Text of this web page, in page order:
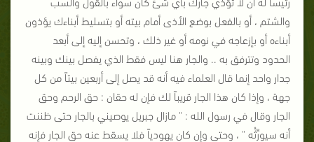
والشتم ، أو بالفعل بوضع الأذى أمام بيته أو بتسليط أبناءك يؤذون
أبناءه أو بإزعاجه في نومه أو غير ذلك ، وتحسن إليه إلى أبعد
الحدود وتترفق به .. والجار هنا ليس فقط الذي يفصل بينك وبينه
جدار واحد إنما قال العلماء فيه أنه قد يصل إلى أربعين بيتاً من كل
جهة ، وإذا كان هذا الجار قريباً لك فإن له حقان : حق الرحم وحق
الجار وقال في رسول الله : " مازال جبريل يوصيني بالجار حتى ظننت
أنه سيورِّثُه " ، وحتى وإن كان يهودياً فلا يسقط عنه حق الجار فإنه